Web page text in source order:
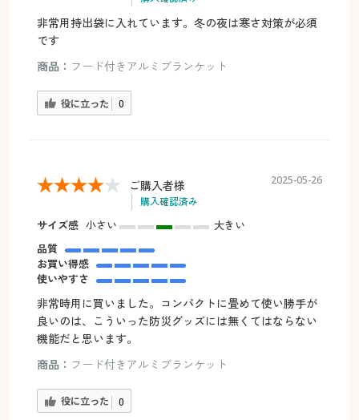
非常用持出袋に入れています。冬の夜は寒さ対策が必須
です
商品： フード付きアルミブランケット
役に立った 0
ご購入者様
購入確認済み
2025-05-26
サイズ感 小さい
大きい
品質
お買い得感
使いやすさ
非常時用に買いました。コンパクトに畳めて使い勝手が
良いのは、こういった防災グッズには無くてはならない
機能だと思います。
商品： フード付きアルミブランケット
役に立った 0